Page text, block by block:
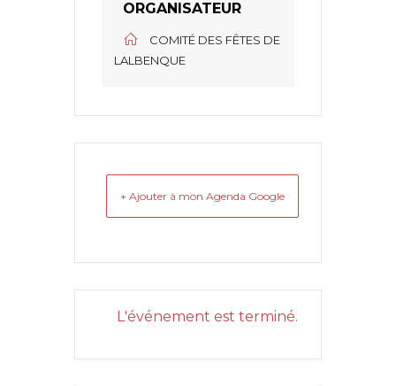
ORGANISATEUR
COMITÉ DES FÊTES DE
LALBENQUE
+ Ajouter à mon Agenda Google
L'événement est terminé.